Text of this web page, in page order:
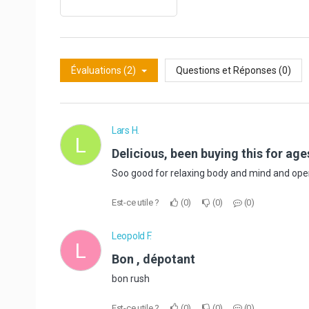
Évaluations (2) Questions et Réponses (0)
L
Lars H.
Delicious, been buying this for
Soo good for relaxing body and mind and
Est-ce utile ? 0 0 0
L
Leopold F.
bon , dépotant
bon rush